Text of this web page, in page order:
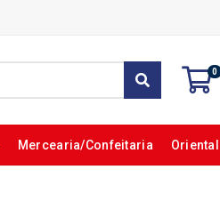
0
Mercearia/Confeitaria Oriental